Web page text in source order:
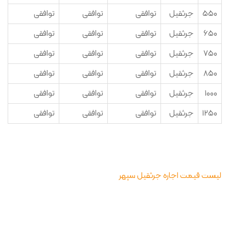
550 جرثقیل توافقی توافقی
توافقی
650
جرثقیل توافقی توافقی
توافقی
750
جرثقیل توافقی توافقی
توافقی
850
جرثقیل توافقی توافقی
توافقی
1000
جرثقیل توافقی توافقی
توافقی
1250
جرثقیل توافقی توافقی توافقی
لیست قیمت اجاره جرثقیل سپهر